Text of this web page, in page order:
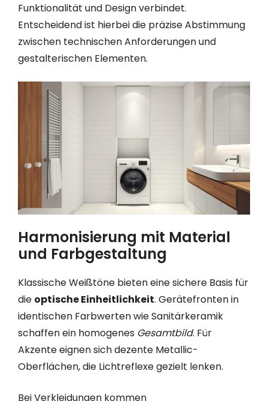
Funktionalität und Design verbindet.
Entscheidend ist hierbei die präzise Abstimmung
zwischen technischen Anforderungen und
gestalterischen Elementen.
Harmonisierung mit Material
und Farbgestaltung
Klassische Weißtöne bieten eine sichere Basis für
die optische Einheitlichkeit. Gerätefronten in
identischen Farbwerten wie Sanitärkeramik
schaffen ein homogenes Gesamtbild. Für
Akzente eignen sich dezente Metallic-
Oberflächen, die Lichtreflexe gezielt lenken.
Bei Verkleidungen kommen